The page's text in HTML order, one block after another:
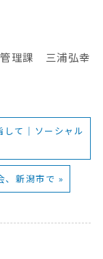
理課 三浦弘幸
て｜ソーシャル
、新潟市で »